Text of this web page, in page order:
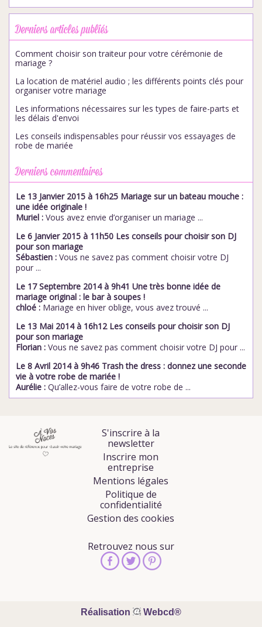
Derniers articles publiés
Comment choisir son traiteur pour votre cérémonie de
mariage ?
La location de matériel audio ; les différents points clés pour
organiser votre mariage
Les informations nécessaires sur les types de faire-parts et
les délais d'envoi
Les conseils indispensables pour réussir vos essayages de
robe de mariée
Derniers commentaires
Le 13 Janvier 2015 à 16h25 Mariage sur un bateau mouche :
une idée originale !
Muriel : Vous avez envie d’organiser un mariage ...
Le 6 Janvier 2015 à 11h50 Les conseils pour choisir son DJ
pour son mariage
Sébastien : Vous ne savez pas comment choisir votre DJ
pour ...
Le 17 Septembre 2014 à 9h41 Une très bonne idée de
mariage original : le bar à soupes !
chloé : Mariage en hiver oblige, vous avez trouvé ...
Le 13 Mai 2014 à 16h12 Les conseils pour choisir son DJ
pour son mariage
Florian : Vous ne savez pas comment choisir votre DJ pour ...
Le 8 Avril 2014 à 9h46 Trash the dress : donnez une seconde
vie à votre robe de mariée !
Aurélie : Qu’allez-vous faire de votre robe de ...
S'inscrire à la
newsletter
Inscrire mon
entreprise
Mentions légales
Politique de
confidentialité
Gestion des cookies
Retrouvez nous sur
Réalisation Webcd®